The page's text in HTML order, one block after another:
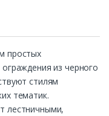
простых
из черного
стилям
тематик.
лестничными,